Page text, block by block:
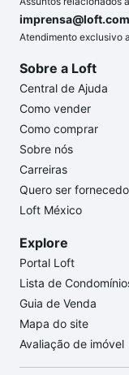
Atendimento exclusivo
Sobre a Loft
Central de Ajuda
Como vender
Como comprar
Sobre nós
Carreiras
Quero ser
Loft México
Explore
Portal Loft
Lista de
Guia de Venda
Mapa do site
Avaliação de imóvel